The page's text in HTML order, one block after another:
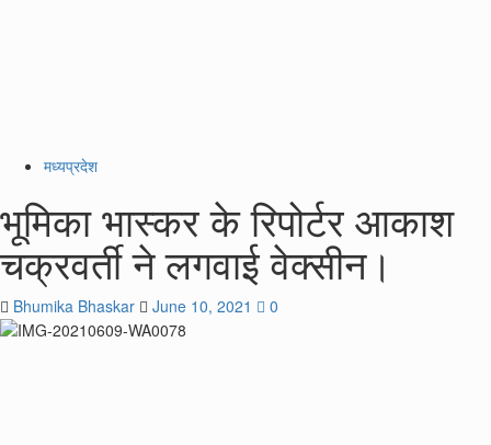
मध्यप्रदेश
भूमिका भास्कर के रिपोर्टर आकाश
चक्रवर्ती ने लगवाई वेक्सीन।
Bhumika Bhaskar June 10, 2021 0